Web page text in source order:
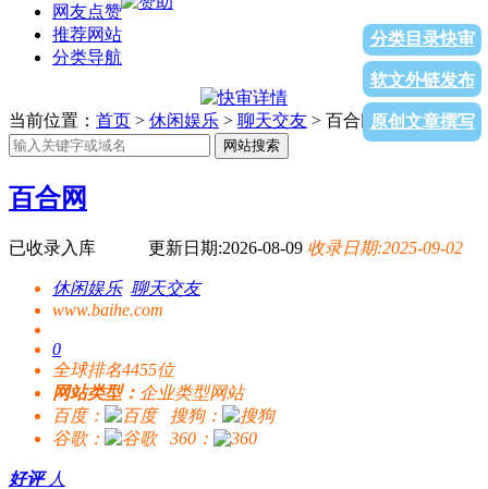
网友点赞
推荐网站
分类导航
分类目录快审
软文外链发布
原创文章撰写
当前位置： 首页 > 休闲娱乐 > 聊天交友 > 百合网
网站搜索
百合网
已收录入库 更新日期:2026-08-09 收录日期:2025-09-02
休闲娱乐 聊天交友
www.baihe.com
0
全球排名4455位
网站类型： 企业类型网站
百度：
搜狗：
谷歌：
360：
好评 人